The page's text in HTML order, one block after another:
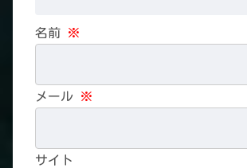
名前 ※
メール ※
サイト